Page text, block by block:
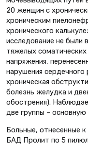
20 женщин с
хроническим
хронического
исследование не были
тяжелых
напряжения,
нарушения сердечного
хроническая
болезнь желудка и
обострения).
две группы –
Больные, отнесенные к
БАД Пролит по 5